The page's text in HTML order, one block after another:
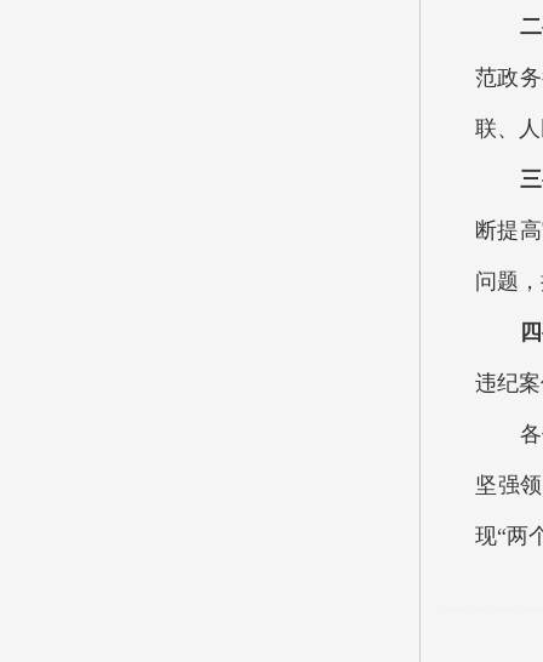
二
范政
联、
三
断提
问题
四
违纪
各位
坚强
现“两